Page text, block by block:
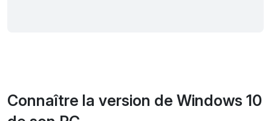
Connaître la version de Windows 10